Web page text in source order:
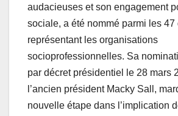
audacieuses et son engagement
sociale, a été nommé parmi les
représentant les organisations
socioprofessionnelles. Sa
par décret présidentiel le 28 mars
l’ancien président Macky Sall,
nouvelle étape dans l’implication